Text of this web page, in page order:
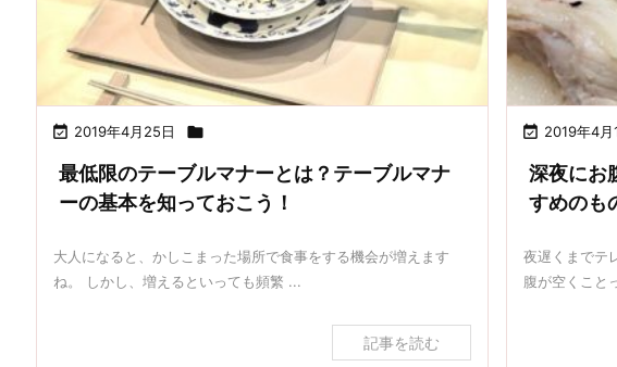
 2019年4月25日 
最低限のテーブルマナーとは？テーブルマナ
ーの基本を知っておこう！
大人になると、かしこまった場所で食事をする機会が増えます
ね。 しかし、増えるといっても頻繁 ...
記事を読む
 2019年4月
深夜にお
すめのも
夜遅くまでテ
腹が空くこと